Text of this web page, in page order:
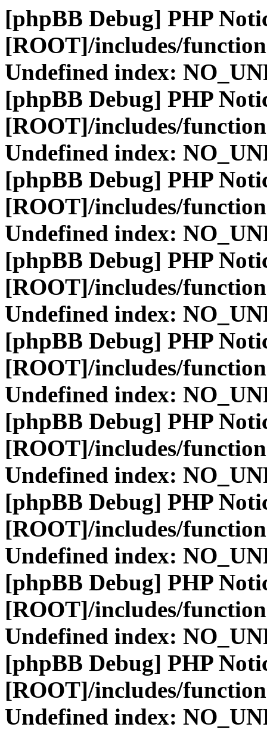
[phpBB Debug] PHP
[ROOT]/includes/
Undefined index:
[phpBB Debug] PHP
[ROOT]/includes/
Undefined index:
[phpBB Debug] PHP
[ROOT]/includes/
Undefined index:
[phpBB Debug] PHP
[ROOT]/includes/
Undefined index:
[phpBB Debug] PHP
[ROOT]/includes/
Undefined index:
[phpBB Debug] PHP
[ROOT]/includes/
Undefined index:
[phpBB Debug] PHP
[ROOT]/includes/
Undefined index:
[phpBB Debug] PHP
[ROOT]/includes/
Undefined index:
[phpBB Debug] PHP
[ROOT]/includes/
Undefined index: